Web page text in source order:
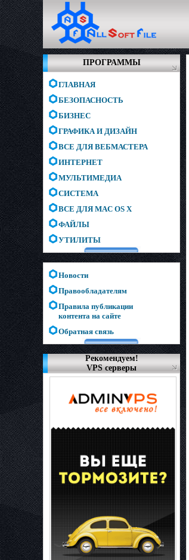
ПРОГРАММЫ
ГЛАВНАЯ
БЕЗОПАСНОСТЬ
БИЗНЕС
ГРАФИКА И ДИЗАЙН
ВСЕ ДЛЯ ВЕБМАСТЕРА
ИНТЕРНЕТ
МУЛЬТИМЕДИА
СИСТЕМА
ВСЕ ДЛЯ MAC OS X
ФАЙЛЫ
УТИЛИТЫ
Новости
Правообладателям
Правила публикации
контента на сайте
Обратная связь
Рекомендуем!
VPS серверы